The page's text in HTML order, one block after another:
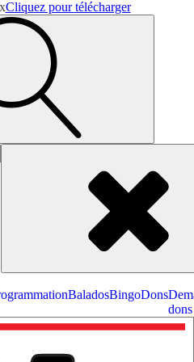
Cliquez pour télécharger
BaladosBingoDons
dons